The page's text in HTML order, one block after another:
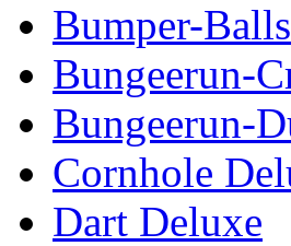
Bumper-Balls
Bungeerun-
Bungeerun-
Cornhole
Dart Deluxe